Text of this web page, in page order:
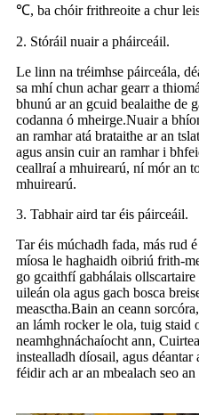
℃, ba chóir frithreoite a chur
2. Stóráil nuair a pháirceáil.
Le linn na tréimhse páirceála,
sa mhí chun achar gearr a
bhunú ar an gcuid bealaithe de
codanna ó mheirge.Nuair a
an ramhar atá brataithe ar an
agus ansin cuir an ramhar i
ceallraí a mhuirearú, ní mór an
mhuirearú.
3. Tabhair aird tar éis páirceáil.
Tar éis múchadh fada, más rud
míosa le haghaidh oibriú frith-
go gcaithfí gabhálais ollscartaire
uileán ola agus gach bosca
measctha.Bain an ceann
an lámh rocker le ola, tuig staid
neamhghnáchaíocht ann,
instealladh díosail, agus
féidir ach ar an mbealach seo an